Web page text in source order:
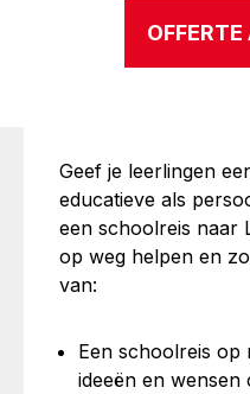
EEN
Geef je leerlingen
educatieve als
een schoolreis naar
op weg helpen en
van:
Een schoolreis op
ideeën en wensen